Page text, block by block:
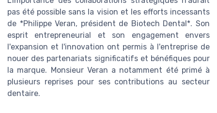
pas été possible sans la vision et les efforts incessants
de *Philippe Veran, président de Biotech Dental*. Son
esprit entrepreneurial et son engagement envers
l'expansion et l'innovation ont permis à l'entreprise de
nouer des partenariats significatifs et bénéfiques pour
la marque. Monsieur Veran a notamment été primé à
plusieurs reprises pour ses contributions au secteur
dentaire.